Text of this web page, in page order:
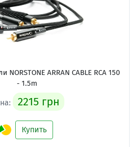
ARRAN CABLE RCA 150
- 1.5m
2215 грн
Купить